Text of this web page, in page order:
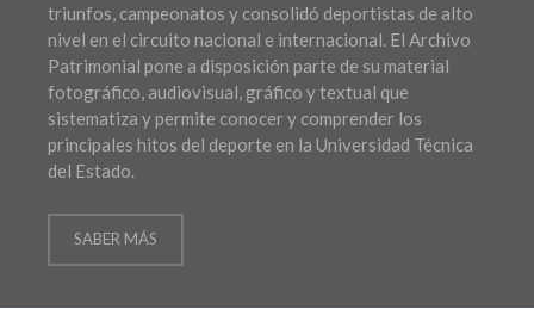
triunfos, campeonatos y consolidó deportistas de alto
nivel en el circuito nacional e internacional. El Archivo
Patrimonial pone a disposición parte de su material
fotográfico, audiovisual, gráfico y textual que
sistematiza y permite conocer y comprender los
principales hitos del deporte en la Universidad Técnica
del Estado.
SABER MÁS